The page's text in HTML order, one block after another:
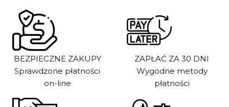
BEZPIECZNE ZAKUPY
Sprawdzone płatności
on-line
ZAPŁAĆ ZA 30 DNI
Wygodne metody
płatności